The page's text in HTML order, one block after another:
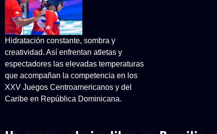
Hidratación constante, sombra y
creatividad. Así enfrentan atletas y
espectadores las elevadas temperaturas
que acompañan la competencia en los
XXV Juegos Centroamericanos y del
Caribe en República Dominicana.